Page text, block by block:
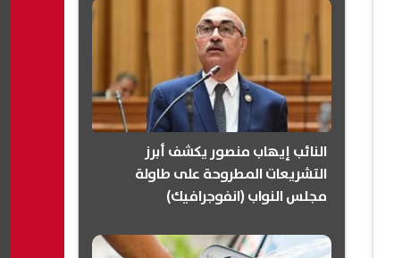
النائب إيهاب منصور يكشف أبرز
التشريعات المطروحة على طاولة
مجلس النواب (انفوجرافيك)